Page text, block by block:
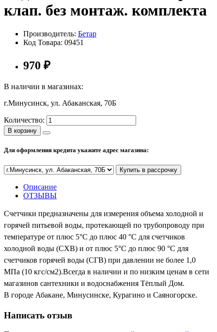
Все для бани
Блог
Полезные статьи
Оплата и доставка
Сервис-центр
Обмен и возврат товара
Вакансии
Контакты
клап. без монтаж. комплекта
Производитель: Бетар
Код Товара: 09451
970 ₽
В наличии в магазинах:
г.Минусинск, ул. Абаканская, 70Б
Количество:
В корзину
Для оформления кредита укажите адрес магазина:
Купить в рассрочку
Описание
ОТЗЫВЫ
Счетчики предназначены для измерения объема холодной и
горячей питьевой воды, протекающей по трубопроводу при
температуре от плюс 5°C до плюс 40 °С для счетчиков
холодной воды (СХВ) и от плюс 5°C до плюс 90 °С для
счетчиков горячей воды (СГВ) при давлении не более 1,0
МПа (10 кгс/см2).Всегда в наличии и по низким ценам в сети
магазинов сантехники и водоснабжения Тёплый Дом.
В городе Абакане, Минусинске, Курагино и Саяногорске.
Написать отзыв